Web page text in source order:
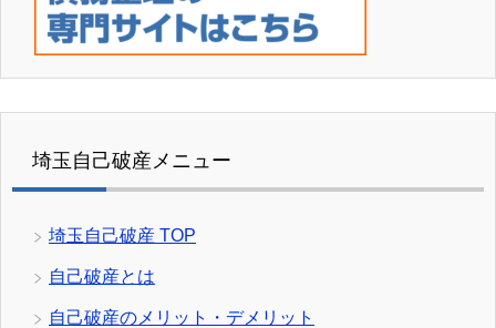
埼玉自己破産メニュー
埼玉自己破産 TOP
自己破産とは
自己破産のメリット・デメリット